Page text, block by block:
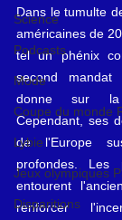
Science
Podcasts
Mode
Coupe du monde
Lybie
Jeux olympiques
Disparitions
Dans le tumulte
américaines de
tel un phénix
second
donne sur la
Cependant, ses
de l'Europe
profondes. Les
entourent
renforcer